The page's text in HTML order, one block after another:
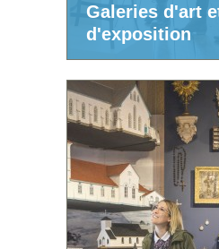
Galeries d'art
d'exposition